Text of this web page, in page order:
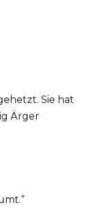
Sie hat
Ärger